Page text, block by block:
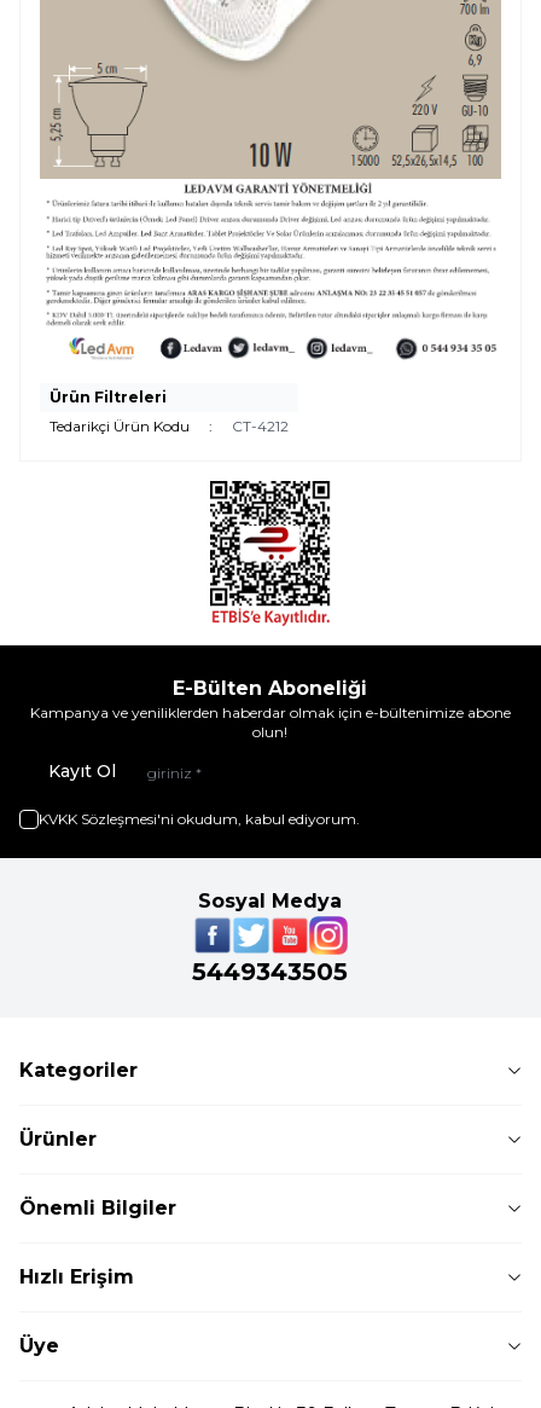
Ürün Filtreleri
Tedarikçi Ürün Kodu
: CT-4212
E-Bülten Aboneliği
Kampanya ve yeniliklerden haberdar olmak için e-bültenimize abone
olun!
Kayıt Ol
KVKK Sözleşmesi'ni okudum, kabul ediyorum.
Sosyal Medya
5449343505
Kategoriler
Ürünler
Önemli Bilgiler
Hızlı Erişim
Üye